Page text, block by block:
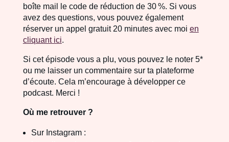
boîte mail le code de réduction de 30 %. Si vous
avez des questions, vous pouvez également
réserver un appel gratuit 20 minutes avec moi en
cliquant ici.
Si cet épisode vous a plu, vous pouvez le noter 5*
ou me laisser un commentaire sur ta plateforme
d’écoute. Cela m’encourage à développer ce
podcast. Merci !
Où me retrouver ?
Sur Instagram :